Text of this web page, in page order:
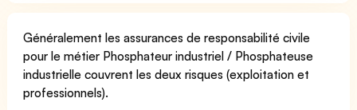
Généralement les assurances de responsabilité civile
pour le métier Phosphateur industriel / Phosphateuse
industrielle couvrent les deux risques (exploitation et
professionnels).